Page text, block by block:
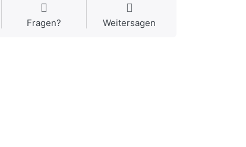
Fragen? Weitersagen